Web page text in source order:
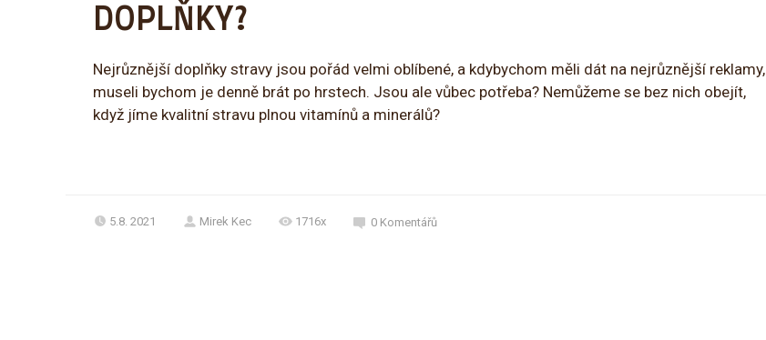
DOPLŇKY?
Nejrůznější doplňky stravy jsou pořád velmi oblíbené, a kdybychom měli dát na nejrůznější reklamy,
museli bychom je denně brát po hrstech. Jsou ale vůbec potřeba? Nemůžeme se bez nich obejít,
když jíme kvalitní stravu plnou vitamínů a minerálů?
5.8. 2021 Mirek Kec 1716x 0 Komentářů